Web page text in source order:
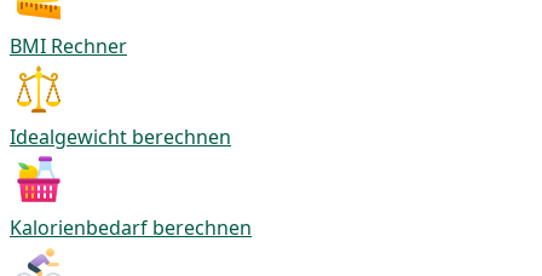
BMI Rechner
Idealgewicht berechnen
Kalorienbedarf berechnen